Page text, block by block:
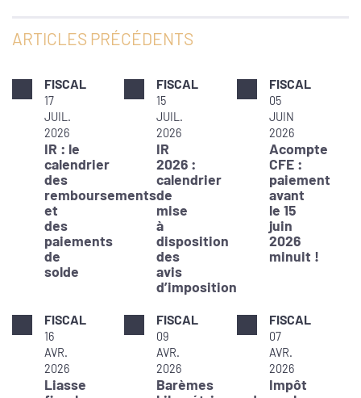
ARTICLES PRÉCÉDENTS
FISCAL
17
JUIL.
2026
IR : le
calendrier
des
remboursements
et
des
paiements
de
solde
FISCAL
15
JUIL.
2026
IR
2026 :
calendrier
de
mise
à
disposition
des
avis
d’imposition
FISCAL
05
JUIN
2026
Acompte
CFE :
paiement
avant
le 15
juin
2026
minuit !
FISCAL
16
AVR.
2026
Liasse
FISCAL
09
AVR.
2026
Barèmes
FISCAL
07
AVR.
2026
Impôt